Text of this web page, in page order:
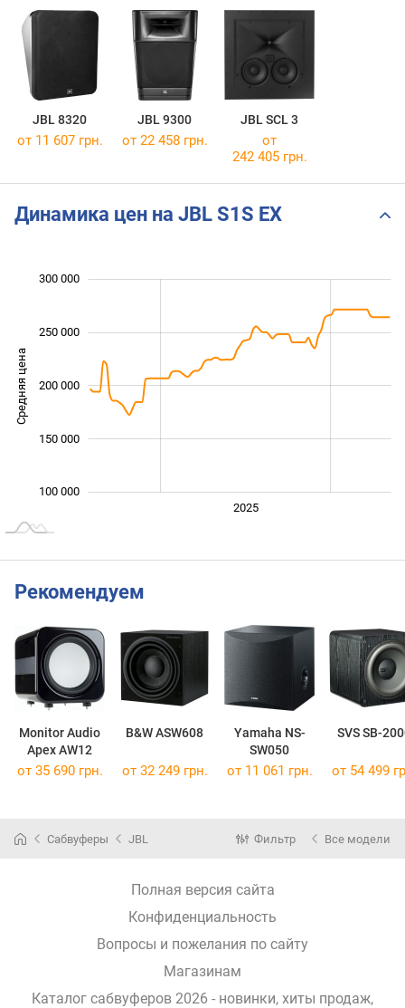
JBL 8320 JBL 9300 JBL SCL 3
от 11 607 грн. от 22 458 грн.
от
242 405 грн.
Динамика цен на JBL S1S EX
Средняя цена 120 000
100 000
200 000
300 000
250 000
150 000
2025
Рекомендуем
Monitor Audio
Apex AW12
B&W ASW608
Yamaha NS-
SW050
SVS SB-
от 35 690 грн. от 32 249 грн. от 11 061 грн. от 54 499
Сабвуферы JBL Фильтр Все модели
Полная версия сайта
Конфиденциальность
Вопросы и пожелания по сайту
Магазинам
Каталог сабвуферов 2026 - новинки, хиты продаж,